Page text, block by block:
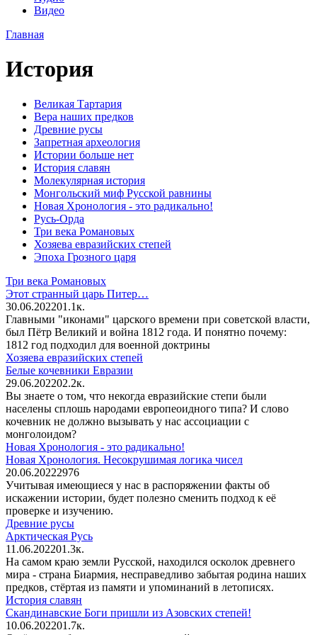
Видео
Главная
История
Великая Тартария
Вера наших предков
Древние русы
Запретная археология
Истории больше нет
История славян
Молекулярная история
Монгольский миф Русской равнины
Новая Хронология - это радикально!
Русь-Орда
Три века Романовых
Хозяева евразийских степей
Эпоха Грозного царя
Три века Романовых
Этот странный царь Питер…
30.06.202201.1к.
Главными "иконами" царского времени при советской власти,
был Пётр Великий и война 1812 года. И понятно почему:
1812 год подходил для военной доктрины
Хозяева евразийских степей
Белые кочевники Евразии
29.06.202202.2к.
Вы знаете о том, что некогда евразийские степи были
населены сплошь народами европеоидного типа? И слово
кочевник не должно вызывать у нас ассоциации с
монголоидом?
Новая Хронология - это радикально!
Новая Хронология. Несокрушимая логика чисел
20.06.20222976
Учитывая имеющиеся у нас в распоряжении факты об
искажении истории, будет полезно сменить подход к её
проверке и изучению.
Древние русы
Арктическая Русь
11.06.202201.3к.
На самом краю земли Русской, находился осколок древнего
мира - страна Биармия, несправедливо забытая родина наших
предков, стёртая из памяти и упоминаний в летописях.
История славян
Скандинавские Боги пришли из Азовских степей!
10.06.202201.7к.